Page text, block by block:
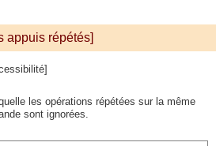
appuis répétés]
les opérations répétées sur la même
sont ignorées.